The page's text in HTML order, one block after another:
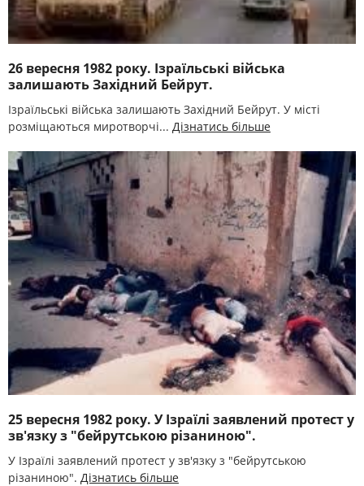
26 вересня 1982 року. Ізраїльські війська
залишають Західний Бейрут.
Ізраїльські війська залишають Західний Бейрут. У місті
розміщаються миротворчі... Дізнатись більше
25 вересня 1982 року. У Ізраїлі заявлений протест у
зв'язку з "бейрутською різаниною".
У Ізраїлі заявлений протест у зв'язку з "бейрутською
різаниною". Дізнатись більше